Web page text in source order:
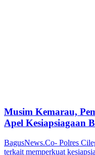
Musim Kemarau,
Apel Kesiapsiagaan
BagusNews.Co- Polres
terkait memperkuat